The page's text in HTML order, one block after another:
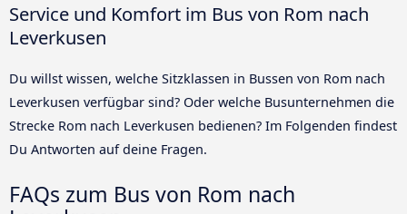
Service und Komfort im Bus von Rom nach
Leverkusen
Du willst wissen, welche Sitzklassen in Bussen von Rom nach
Leverkusen verfügbar sind? Oder welche Busunternehmen die
Strecke Rom nach Leverkusen bedienen? Im Folgenden findest
Du Antworten auf deine Fragen.
FAQs zum Bus von Rom nach